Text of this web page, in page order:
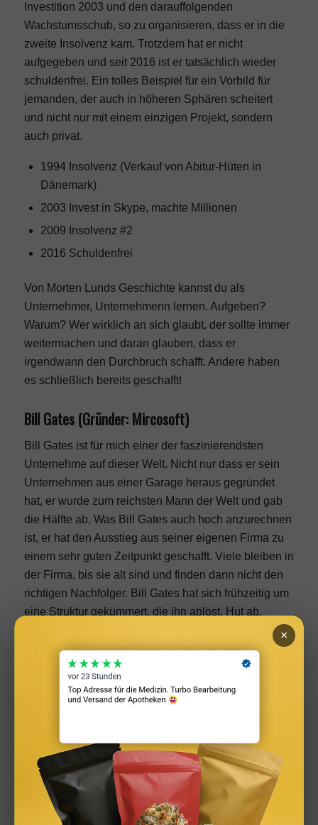
Investition 2003 und den darauffolgenden
Wachstumsschub, so zu organisieren, dass er in die
zweite Insolvenz kam. Trotzdem hat er nicht
aufgegeben und seit 2016 ist er tatsächlich wieder
schuldenfrei. Ein tolles Beispiel für ein Vorbild für
jemanden, der auch in höheren Sphären scheitert
und nicht nur mit einem einzigen Projekt, sondern
auch privat.
1994 Insolvenz (Verkauf von Abitur-Hüten in
Dänemark)
2003 Invest in Skype, machte Millionen
2009 Insolvenz #2
2016 Schuldenfrei
Von Morten Lunds Geschichte kannst du als
Unternehmer, Unternehmerin lernen. Aufgeben?
Warum? Wer wirklich an sich glaubt, der sollte immer
weitermachen und daran glauben, dass er
irgendwann den Durchbruch schafft. Andere haben
es schließlich bereits geschafft!
Bill Gates (Gründer: Mircosoft)
Bill Gates ist für mich einer der faszinierendsten
Unternehme auf dieser Welt. Nicht nur dass er sein
Unternehmen aus einer Garage heraus gegründet
hat, er wurde zum reichsten Mann der Welt und gab
die Hälfte ab. Was Bill Gates auch hoch anzurechnen
ist, er hat den Ausstieg aus seiner eigenen Firma zu
einem sehr guten Zeitpunkt geschafft. Viele bleiben in
der Firma, bis sie alt sind und finden dann nicht den
richtigen Nachfolger. Bill Gates hat sich frühzeitig um
eine Struktur gekümmert, die ihn ablöst. Hut ab,
Mister Gates! Von der Garage zum reichsten Mann
der Welt und zurück zum Privatier. Jeder startet mit
seiner ersten Geschäftsidee. Wird sie direkt zur
Millionen, oder gar Milliarden Idee?
ermöglichte es damals zum allerersten Mal
Straßenverkehrszählung automatisiert durchzuführen,
nicht mehr durch Personen mit Stift und Zettel. Bei
den ersten Präsentationen funktionierte die
×